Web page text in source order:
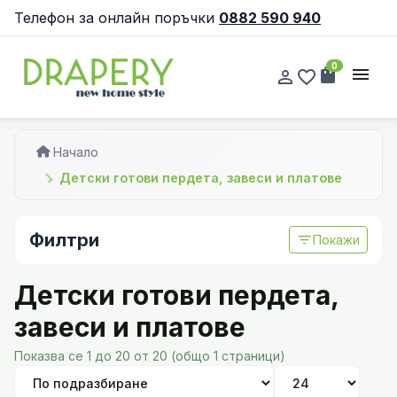
Телефон за онлайн поръчки 0882 590 940
person_outline favorite_border shopping_bag
0 menu
Начало
Детски готови пердета, завеси и платове
Филтри filter_listПокажи
Детски готови пердета,
завеси и платове
Показва се 1 до 20 от 20 (общо 1 страници)